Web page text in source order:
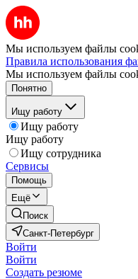
Мы используем файлы
Правила использования
Мы используем файлы
Понятно
Ищу работу
Ищу работу
Ищу работу
Ищу сотрудника
Сервисы
Помощь
Ещё
Поиск
Санкт-Петербург
Войти
Войти
Создать резюме